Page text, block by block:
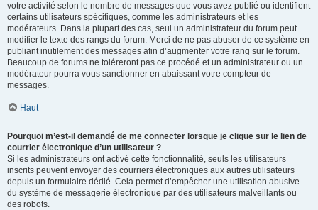
votre activité selon le nombre de messages que vous avez publié ou identifient
certains utilisateurs spécifiques, comme les administrateurs et les
modérateurs. Dans la plupart des cas, seul un administrateur du forum peut
modifier le texte des rangs du forum. Merci de ne pas abuser de ce système en
publiant inutilement des messages afin d’augmenter votre rang sur le forum.
Beaucoup de forums ne toléreront pas ce procédé et un administrateur ou un
modérateur pourra vous sanctionner en abaissant votre compteur de
messages.
Haut
Pourquoi m’est-il demandé de me connecter lorsque je clique sur le lien de
courrier électronique d’un utilisateur ?
Si les administrateurs ont activé cette fonctionnalité, seuls les utilisateurs
inscrits peuvent envoyer des courriers électroniques aux autres utilisateurs
depuis un formulaire dédié. Cela permet d’empêcher une utilisation abusive
du système de messagerie électronique par des utilisateurs malveillants ou
des robots.